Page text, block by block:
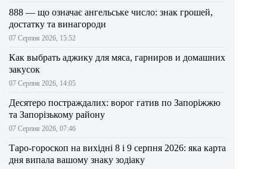
888 — що означає ангельське число: знак грошей,
достатку та винагороди
07 Серпня 2026, 15:52
Как выбрать аджику для мяса, гарниров и домашних
закусок
07 Серпня 2026, 14:05
Десятеро постраждалих: ворог гатив по Запоріжжю
та Запорізькому району
07 Серпня 2026, 07:46
Таро-гороскоп на вихідні 8 і 9 серпня 2026: яка карта
дня випала вашому знаку зодіаку